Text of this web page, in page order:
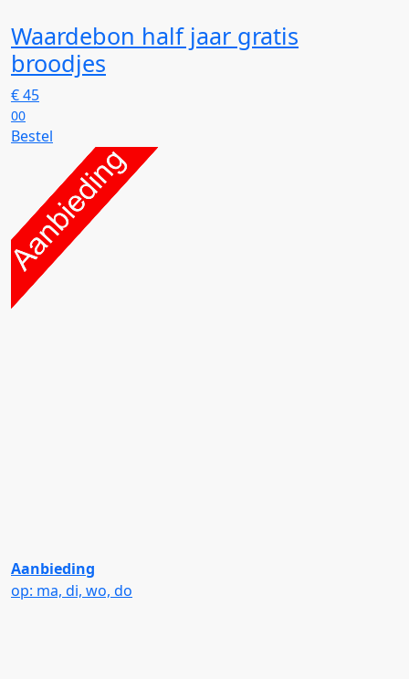
Waardebon half jaar gratis
broodjes
€45
00
Bestel
Aanbieding
op: ma, di, wo, do